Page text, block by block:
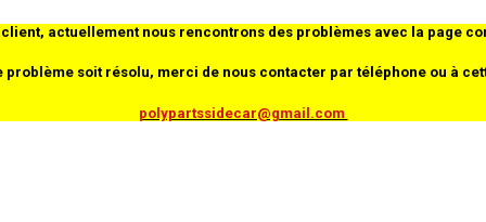
actuellement nous rencontrons des problèmes avec la page
problème soit résolu, merci de nous contacter par téléphone ou à
polypartssidecar@gmail.com